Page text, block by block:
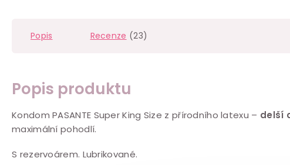
Popis Recenze (23)
Popis produktu
Kondom PASANTE Super King Size z přírodního latexu – delší
maximální pohodlí.
S rezervoárem. Lubrikované.